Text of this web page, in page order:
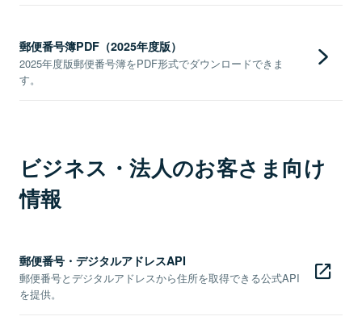
郵便番号簿PDF（2025年度版）
2025年度版郵便番号簿をPDF形式でダウンロードできま
す。
ビジネス・法人のお客さま向け
情報
郵便番号・デジタルアドレスAPI
郵便番号とデジタルアドレスから住所を取得できる公式API
を提供。